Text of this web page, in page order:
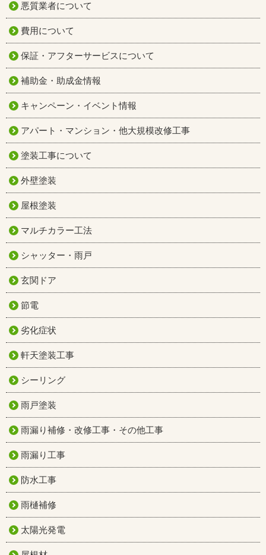
悪質業者について
費用について
保証・アフターサービスについて
補助金・助成金情報
キャンペーン・イベント情報
アパート・マンション・他大規模改修工事
塗装工事について
外壁塗装
屋根塗装
マルチカラー工法
シャッター・雨戸
玄関ドア
節電
劣化症状
軒天塗装工事
シーリング
雨戸塗装
雨漏り補修・改修工事・その他工事
雨漏り工事
防水工事
雨樋補修
太陽光発電